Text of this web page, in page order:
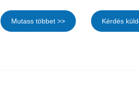
Mutass többet >> Kérdés